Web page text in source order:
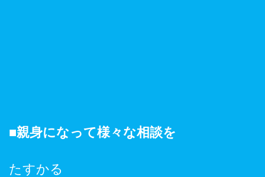
​■親身になって様々な相談を
たすかる